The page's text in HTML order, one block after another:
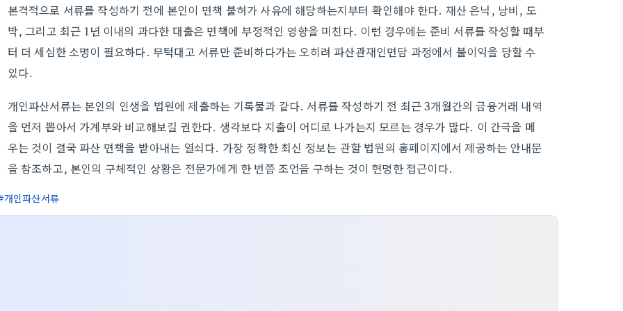
본격적으로 서류를 작성하기 전에 본인이 면책 불허가 사유에 해당하는지부터 확인해야 한다. 재산 은닉, 낭비, 도
박, 그리고 최근 1년 이내의 과다한 대출은 면책에 부정적인 영향을 미친다. 이런 경우에는 준비 서류를 작성할 때부
터 더 세심한 소명이 필요하다. 무턱대고 서류만 준비하다가는 오히려 파산관재인면담 과정에서 불이익을 당할 수
있다.
개인파산서류는 본인의 인생을 법원에 제출하는 기록물과 같다. 서류를 작성하기 전 최근 3개월간의 금융거래 내역
을 먼저 뽑아서 가계부와 비교해보길 권한다. 생각보다 지출이 어디로 나가는지 모르는 경우가 많다. 이 간극을 메
우는 것이 결국 파산 면책을 받아내는 열쇠다. 가장 정확한 최신 정보는 관할 법원의 홈페이지에서 제공하는 안내문
을 참조하고, 본인의 구체적인 상황은 전문가에게 한 번쯤 조언을 구하는 것이 현명한 접근이다.
개인파산서류